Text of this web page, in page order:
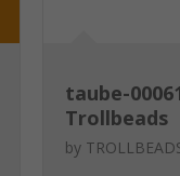
taube-
Trollbeads
Stopper
by